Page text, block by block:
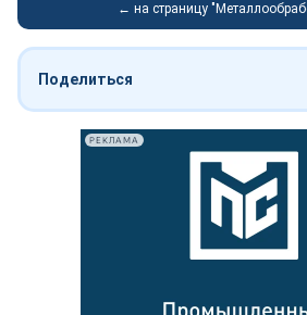
← на страницу
Поделиться
РЕКЛАМА